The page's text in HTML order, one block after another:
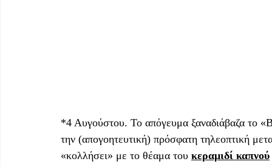
*4 Αυγούστου. Το απόγευμα ξαναδιάβαζα το
την (απογοητευτική) πρόσφατη τηλεοπτική
«κολλήσει» με το θέαμα του κεραμιδί καπνού